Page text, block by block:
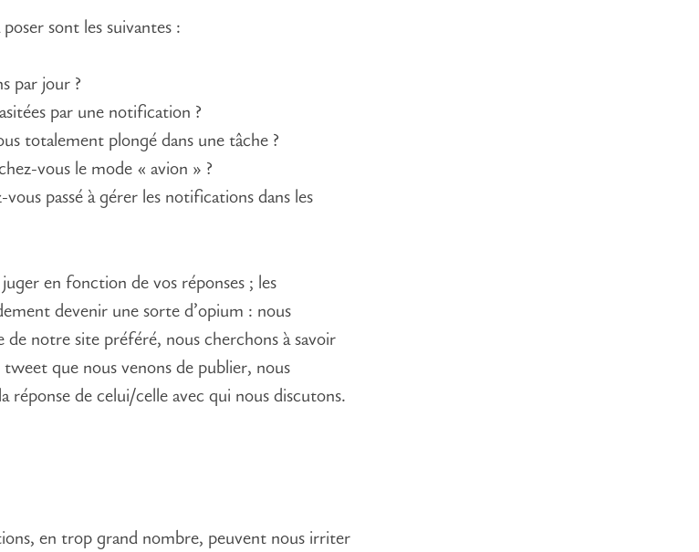
sont les suivantes :
par jour ?
par une notification ?
totalement plongé dans une tâche ?
vous le mode « avion » ?
passé à gérer les notifications dans les
en fonction de vos réponses ; les
devenir une sorte d’opium : nous
de notre site préféré, nous cherchons à savoir
que nous venons de publier, nous
réponse de celui/celle avec qui nous discutons.
en trop grand nombre, peuvent nous irriter